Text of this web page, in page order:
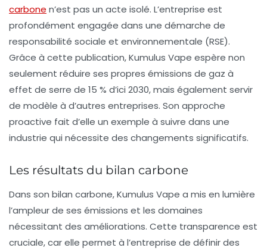
carbone n’est pas un acte isolé. L’entreprise est
profondément engagée dans une démarche de
responsabilité sociale et environnementale (RSE).
Grâce à cette publication, Kumulus Vape espère non
seulement réduire ses propres émissions de gaz à
effet de serre de 15 % d’ici 2030, mais également servir
de modèle à d’autres entreprises. Son approche
proactive fait d’elle un exemple à suivre dans une
industrie qui nécessite des changements significatifs.
Les résultats du bilan carbone
Dans son bilan carbone, Kumulus Vape a mis en lumière
l’ampleur de ses émissions et les domaines
nécessitant des améliorations. Cette transparence est
cruciale, car elle permet à l’entreprise de définir des